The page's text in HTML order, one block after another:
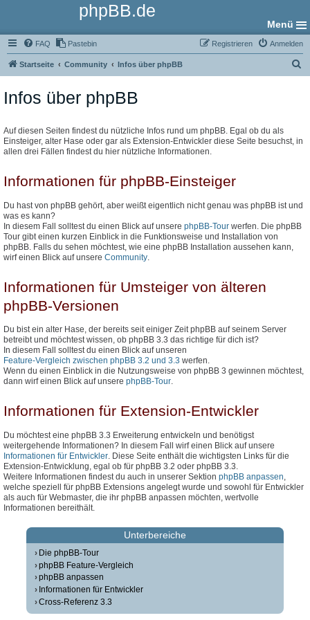
phpBB.de
Menü
FAQ Pastebin Anmelden
Registrieren
Startseite Community Infos über phpBB
Infos über phpBB
Auf diesen Seiten findest du nützliche Infos rund um phpBB. Egal ob du als
Einsteiger, alter Hase oder gar als Extension-Entwickler diese Seite besuchst, in
allen drei Fällen findest du hier nützliche Informationen.
Informationen für phpBB-Einsteiger
Du hast von phpBB gehört, aber weißt eigentlich nicht genau was phpBB ist und
was es kann?
In diesem Fall solltest du einen Blick auf unsere phpBB-Tour werfen. Die phpBB
Tour gibt einen kurzen Einblick in die Funktionsweise und Installation von
phpBB. Falls du sehen möchtest, wie eine phpBB Installation aussehen kann,
wirf einen Blick auf unsere Community
Informationen für Umsteiger von älteren
phpBB-Versionen
Du bist ein alter Hase, der bereits seit einiger Zeit phpBB auf seinem Server
betreibt und möchtest wissen, ob phpBB 3.3 das richtige für dich ist?
In diesem Fall solltest du einen Blick auf unseren
Feature-Vergleich zwischen phpBB 3.2 und 3.3 werfen.
Wenn du einen Einblick in die Nutzungsweise von phpBB 3 gewinnen möchtest,
dann wirf einen Blick auf unsere phpBB-Tour.
Informationen für Extension-Entwickler
Du möchtest eine phpBB 3.3 Erweiterung entwickeln und benötigst
weitergehende Informationen? In diesem Fall wirf einen Blick auf unsere
Informationen für Entwickler . Diese Seite enthält die wichtigsten Links für die
Extension-Entwicklung, egal ob für phpBB 3.2 oder phpBB 3.3.
Weitere Informationen findest du auch in unserer Sektion phpBB anpassen
welche speziell für phpBB Extensions angelegt wurde und sowohl für Entwickler
als auch für Webmaster, die ihr phpBB anpassen möchten, wertvolle
Informationen bereithält.
Unterbereiche
Die phpBB-Tour
phpBB Feature-Vergleich
phpBB anpassen
Informationen für Entwickler
Cross-Referenz 3.3